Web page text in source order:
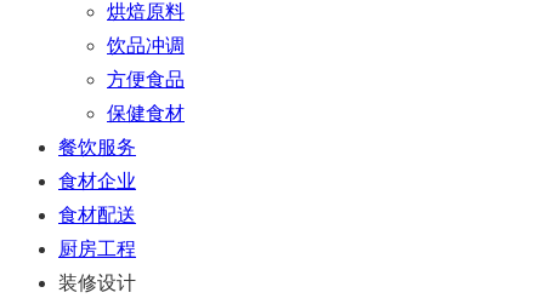
烘焙原料
饮品冲调
方便食品
保健食材
餐饮服务
食材企业
食材配送
厨房工程
装修设计